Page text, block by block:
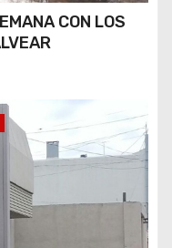
CON LOS